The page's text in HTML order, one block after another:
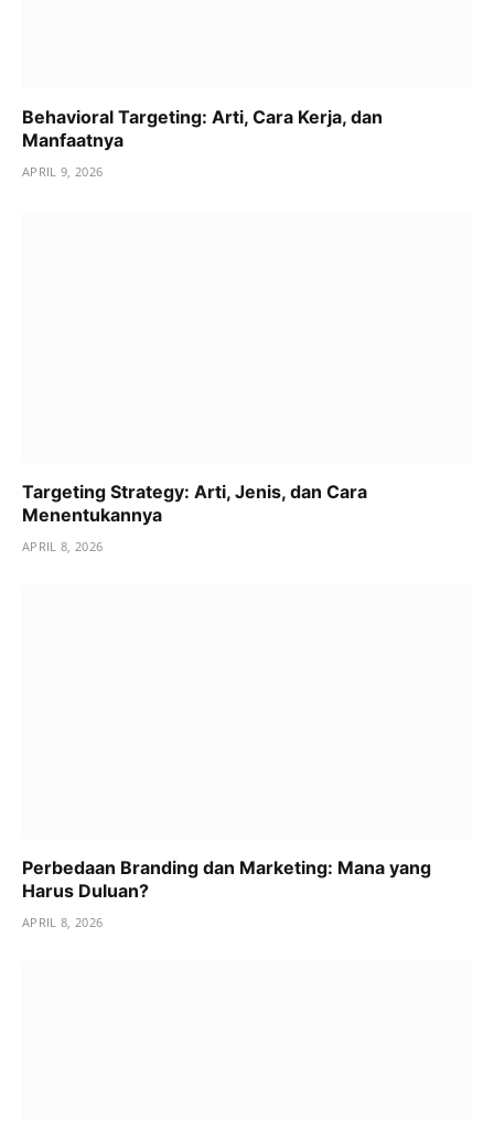
Behavioral Targeting: Arti, Cara Kerja, dan
Manfaatnya
APRIL 9, 2026
Targeting Strategy: Arti, Jenis, dan Cara
Menentukannya
APRIL 8, 2026
Perbedaan Branding dan Marketing: Mana yang
Harus Duluan?
APRIL 8, 2026